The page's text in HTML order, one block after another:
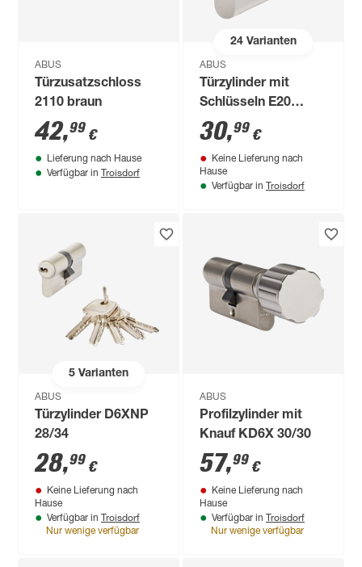
ABUS
Türzusatzschloss
2110 braun
42,99 €
Lieferung nach Hause
Verfügbar in Troisdorf
24Varianten
ABUS
Türzylinder mit
Schlüsseln E20
40/40
30,99 €
Keine Lieferung nach
Hause
Verfügbar in Troisdorf
5Varianten
ABUS
Türzylinder D6XNP
28/34
28,99 €
Keine Lieferung nach
Hause
Verfügbar in Troisdorf
Nur wenige verfügbar
ABUS
Profilzylinder mit
Knauf KD6X 30/30
57,99 €
Keine Lieferung nach
Hause
Verfügbar in Troisdorf
Nur wenige verfügbar